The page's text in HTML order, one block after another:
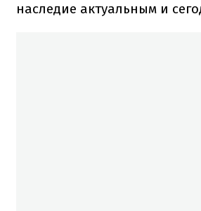
наследие актуальным и